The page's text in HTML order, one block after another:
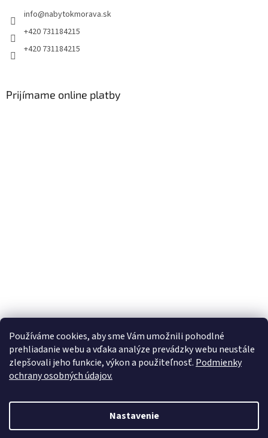
Používáme cookies, aby sme Vám umožnili pohodlné
prehliadanie webu a vďaka analýze prevádzky webu neustále
zlepšovali jeho funkcie, výkon a použiteľnosť. Podmienky
ochrany osobných údajov.
Nastavenie
info@nabytokmorava.sk
+420 731184215
+420 731184215
Prijímame online platby